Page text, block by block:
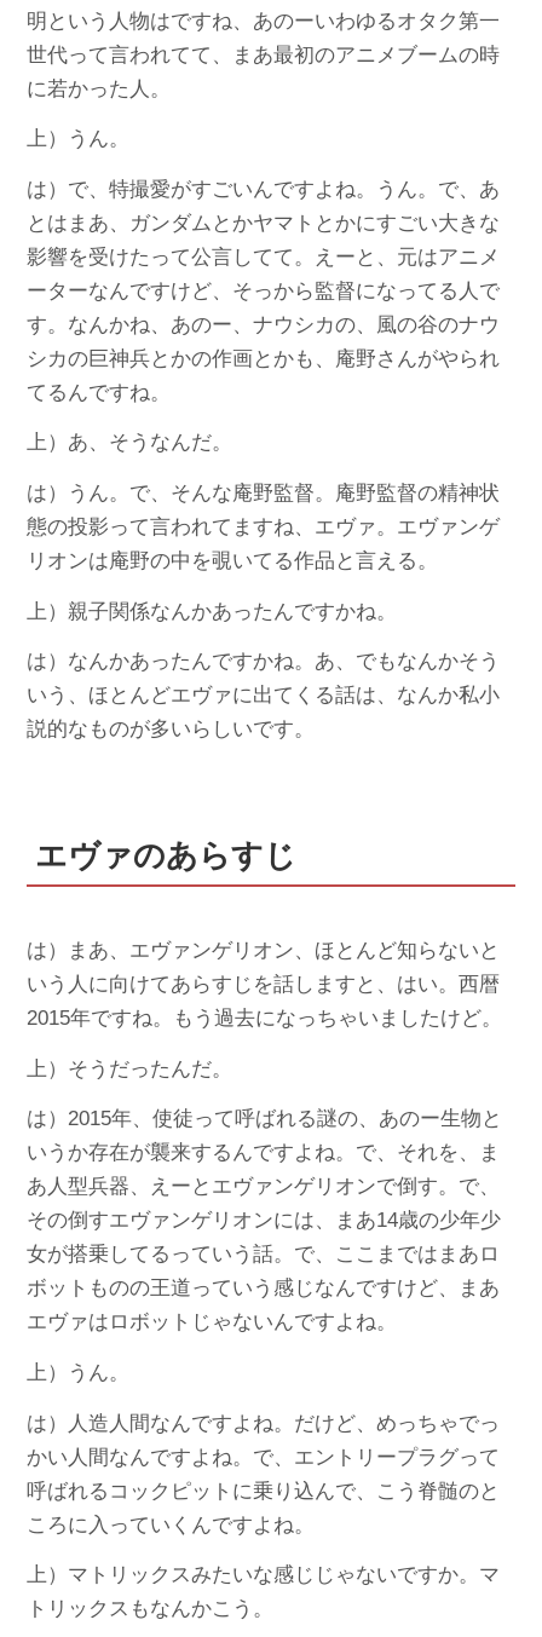
明という人物はですね、あのーいわゆるオタク第一
世代って言われてて、まあ最初のアニメブームの時
に若かった人。
上）うん。
は）で、特撮愛がすごいんですよね。うん。で、あ
とはまあ、ガンダムとかヤマトとかにすごい大きな
影響を受けたって公言してて。えーと、元はアニメ
ーターなんですけど、そっから監督になってる人で
す。なんかね、あのー、ナウシカの、風の谷のナウ
シカの巨神兵とかの作画とかも、庵野さんがやられ
てるんですね。
上）あ、そうなんだ。
は）うん。で、そんな庵野監督。庵野監督の精神状
態の投影って言われてますね、エヴァ。エヴァンゲ
リオンは庵野の中を覗いてる作品と言える。
上）親子関係なんかあったんですかね。
は）なんかあったんですかね。あ、でもなんかそう
いう、ほとんどエヴァに出てくる話は、なんか私小
説的なものが多いらしいです。
エヴァのあらすじ
は）まあ、エヴァンゲリオン、ほとんど知らないと
いう人に向けてあらすじを話しますと、はい。西暦
2015年ですね。もう過去になっちゃいましたけど。
上）そうだったんだ。
は）2015年、使徒って呼ばれる謎の、あのー生物と
いうか存在が襲来するんですよね。で、それを、ま
あ人型兵器、えーとエヴァンゲリオンで倒す。で、
その倒すエヴァンゲリオンには、まあ14歳の少年少
女が搭乗してるっていう話。で、ここまではまあロ
ボットものの王道っていう感じなんですけど、まあ
エヴァはロボットじゃないんですよね。
上）うん。
は）人造人間なんですよね。だけど、めっちゃでっ
かい人間なんですよね。で、エントリープラグって
呼ばれるコックピットに乗り込んで、こう脊髄のと
ころに入っていくんですよね。
上）マトリックスみたいな感じじゃないですか。マ
トリックスもなんかこう。